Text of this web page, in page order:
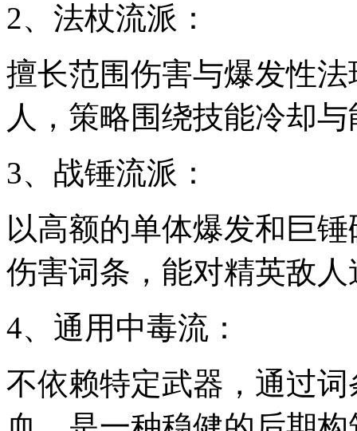
2、法杖流派：
擅长范围伤害与爆发性
人，策略围绕技能冷却
3、战锤流派：
以高额的单体爆发和巨
伤害词条，能对精英敌
4、通用中毒流：
不依赖特定武器，通过